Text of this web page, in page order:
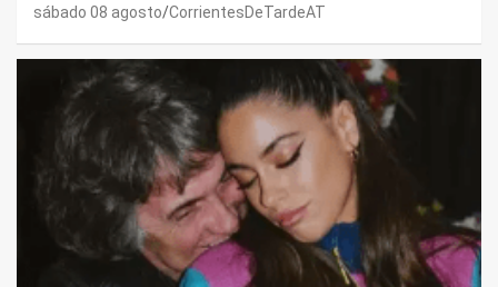
SALUD DE SU MAMÁ.
sábado 08 agosto CorrientesDeTardeAT